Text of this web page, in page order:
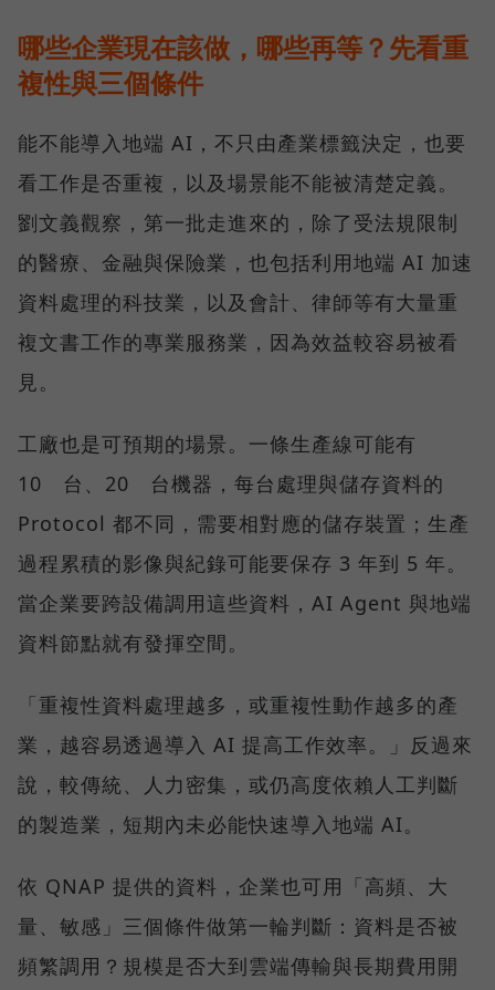
哪些企業現在該做，哪些再等？先看重
複性與三個條件
能不能導入地端 AI，不只由產業標籤決定，也要
看工作是否重複，以及場景能不能被清楚定義。
劉文義觀察，第一批走進來的，除了受法規限制
的醫療、金融與保險業，也包括利用地端 AI 加速
資料處理的科技業，以及會計、律師等有大量重
複文書工作的專業服務業，因為效益較容易被看
見。
工廠也是可預期的場景。一條生產線可能有
10 台、20 台機器，每台處理與儲存資料的
Protocol 都不同，需要相對應的儲存裝置；生產
過程累積的影像與紀錄可能要保存 3 年到 5 年。
當企業要跨設備調用這些資料，AI Agent 與地端
資料節點就有發揮空間。
「重複性資料處理越多，或重複性動作越多的產
業，越容易透過導入 AI 提高工作效率。」反過來
說，較傳統、人力密集，或仍高度依賴人工判斷
的製造業，短期內未必能快速導入地端 AI。
依 QNAP 提供的資料，企業也可用「高頻、大
量、敏感」三個條件做第一輪判斷：資料是否被
頻繁調用？規模是否大到雲端傳輸與長期費用開